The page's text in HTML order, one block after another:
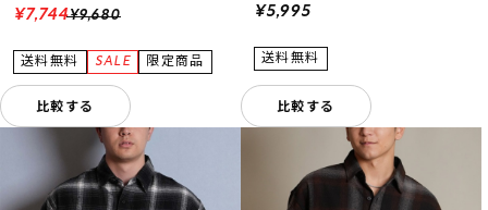
¥9,680
¥7,744
比較する
¥5,995
比較する